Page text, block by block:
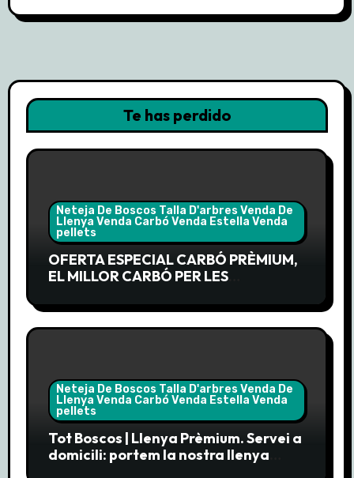
Te has perdido
Neteja De Boscos Talla D'arbres Venda De
Llenya Venda Carbó Venda Estella Venda
pellets
OFERTA ESPECIAL CARBÓ PRÈMIUM,
EL MILLOR CARBÓ PER LES
Neteja De Boscos Talla D'arbres Venda De
Llenya Venda Carbó Venda Estella Venda
pellets
Tot Boscos | Llenya Prèmium. Servei a
domicili: portem la nostra llenya